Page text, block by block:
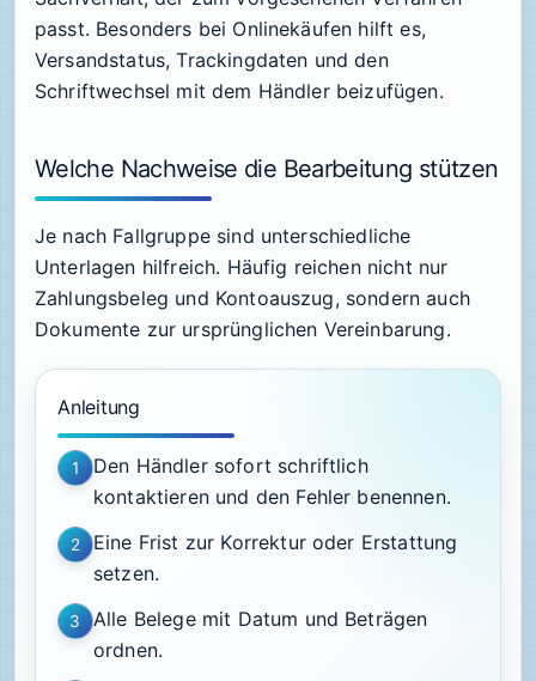
passt. Besonders bei Onlinekäufen hilft es,
Versandstatus, Trackingdaten und den
Schriftwechsel mit dem Händler beizufügen.
Welche Nachweise die Bearbeitung stützen
Je nach Fallgruppe sind unterschiedliche
Unterlagen hilfreich. Häufig reichen nicht nur
Zahlungsbeleg und Kontoauszug, sondern auch
Dokumente zur ursprünglichen Vereinbarung.
Anleitung
1
Den Händler sofort schriftlich
kontaktieren und den Fehler benennen.
2
Eine Frist zur Korrektur oder Erstattung
setzen.
3
Alle Belege mit Datum und Beträgen
ordnen.